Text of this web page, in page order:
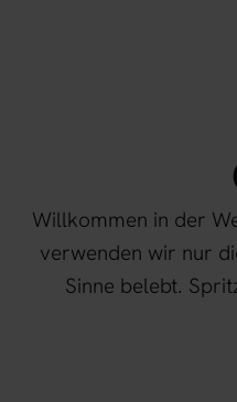
Willkommen in der
verwenden wir nur
Sinne belebt.